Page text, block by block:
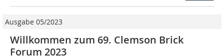
Ausgabe 05/2023
Willkommen zum 69. Clemson Brick
Forum 2023